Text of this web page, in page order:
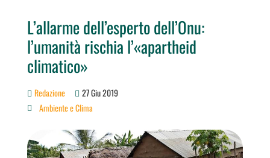
L’allarme dell’esperto dell’Onu:
l’umanità rischia l’«apartheid
climatico»
Redazione 27 Giu 2019
 Ambiente e Clima